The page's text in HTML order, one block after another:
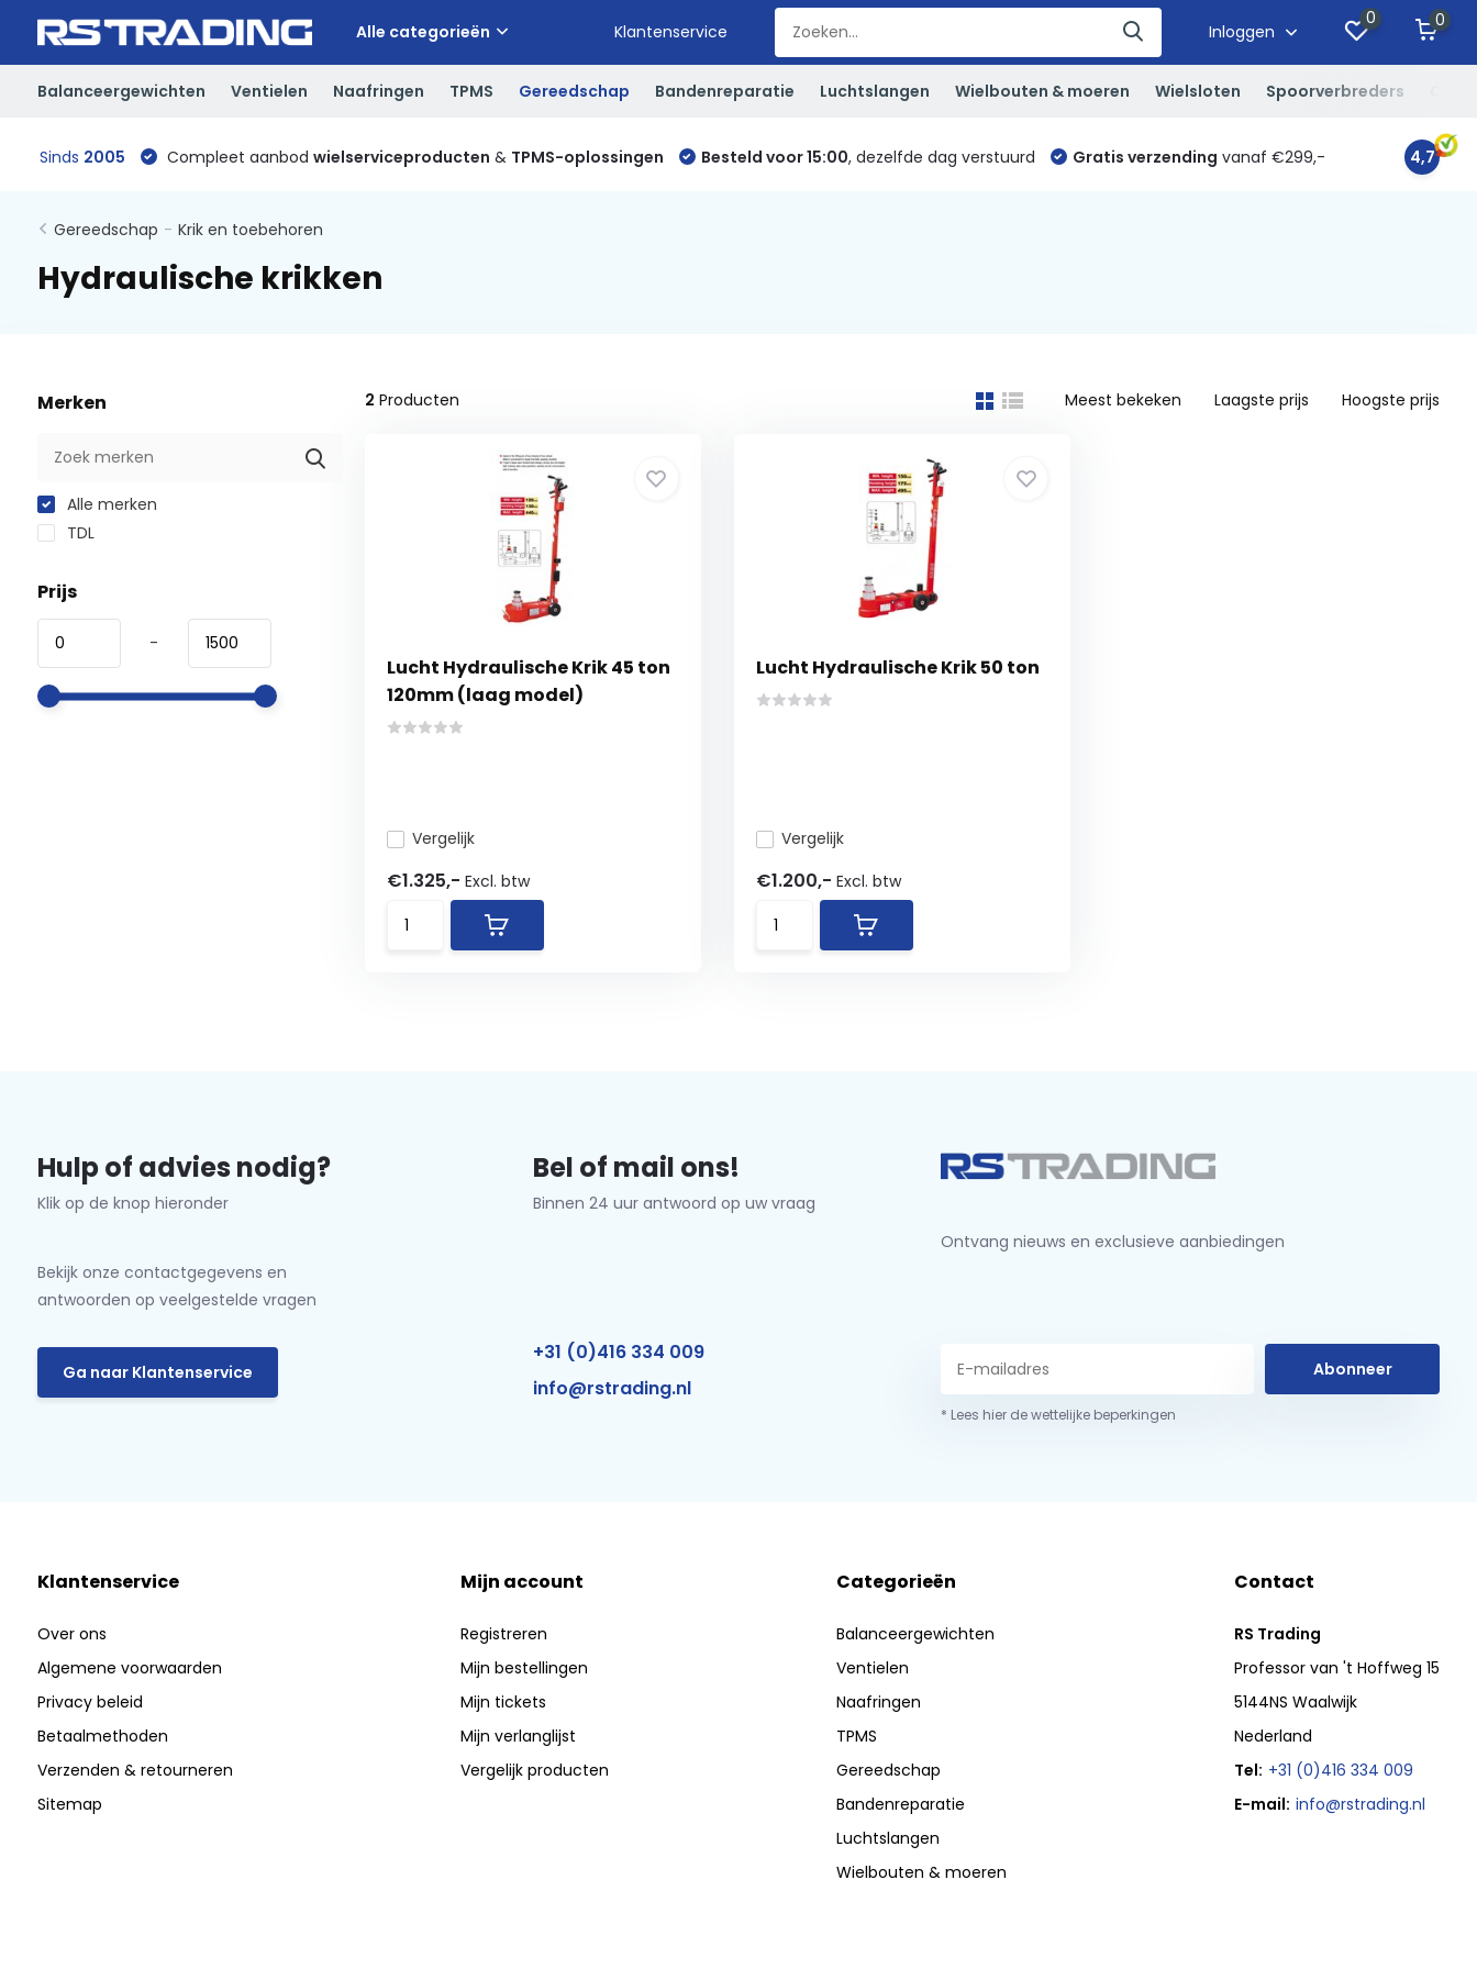
Alle categorieën Klantenservice Inloggen
0 0
Balanceergewichten Ventielen Naafringen TPMS Gereedschap Bandenreparatie Luchtslangen Wielbouten & moeren Wielsloten Spoorverbreders
Sinds 2005 Compleet aanbod wielserviceproducten & TPMS-oplossingen Besteld voor 15:00, dezelfde dag verstuurd Gratis verzending vanaf €299,- 4,7
Gereedschap - Krik en toebehoren
Hydraulische krikken
Merken
Alle merken
TDL
Prijs
-
2 Producten Meest bekeken Laagste prijs Hoogste prijs
Lucht Hydraulische Krik 45 ton
120mm (laag model)
Vergelijk
€1.325,- Excl. btw
Lucht Hydraulische Krik 50 ton
Vergelijk
€1.200,- Excl. btw
Hulp of advies nodig?
Klik op de knop hieronder
Bekijk onze contactgegevens en
antwoorden op veelgestelde vragen
Ga naar Klantenservice
Bel of mail ons!
Binnen 24 uur antwoord op uw vraag
+31 (0)416 334 009
info@rstrading.nl
Ontvang nieuws en exclusieve aanbiedingen
Abonneer
* Lees hier de wettelijke beperkingen
Klantenservice
Over ons
Algemene voorwaarden
Privacy beleid
Betaalmethoden
Verzenden & retourneren
Sitemap
Mijn account
Registreren
Mijn bestellingen
Mijn tickets
Mijn verlanglijst
Vergelijk producten
Categorieën
Balanceergewichten
Ventielen
Naafringen
TPMS
Gereedschap
Bandenreparatie
Luchtslangen
Wielbouten & moeren
Contact
RS Trading
Professor van 't Hoffweg 15
5144NS Waalwijk
Nederland
Tel: +31 (0)416 334 009
E-mail: info@rstrading.nl